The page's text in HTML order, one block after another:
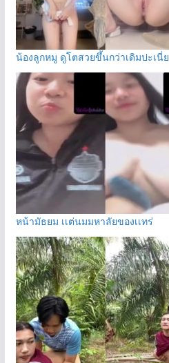
น้องลูกหมู ดูโตสวยขึ้นกว่าเดิมปะเนี่ย
หน้ามัธยม เเต่นมมหาลัยของเเทร่